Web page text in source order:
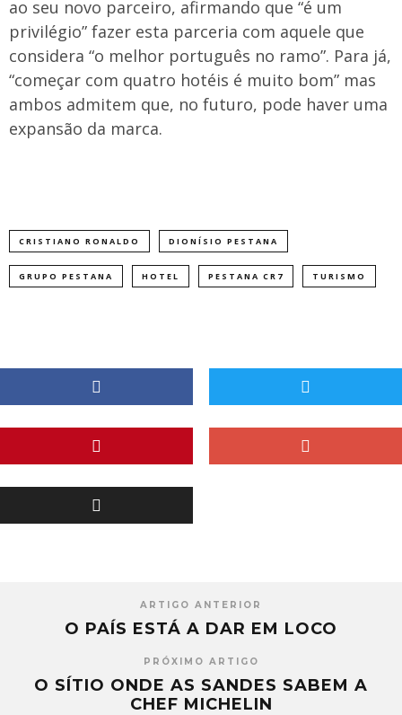
ao seu novo parceiro, afirmando que “é um
privilégio” fazer esta parceria com aquele que
considera “o melhor português no ramo”. Para já,
“começar com quatro hotéis é muito bom” mas
ambos admitem que, no futuro, pode haver uma
expansão da marca.
CRISTIANO RONALDO DIONÍSIO PESTANA
GRUPO PESTANA HOTEL PESTANA CR7 TURISMO
ARTIGO ANTERIOR
O PAÍS ESTÁ A DAR EM LOCO
PRÓXIMO ARTIGO
O SÍTIO ONDE AS SANDES SABEM A
CHEF MICHELIN